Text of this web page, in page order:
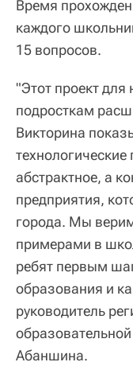
Время
каждого
15 вопросов.
"Этот проект для
подросткам
Викторина
технологические
абстрактное, а
предприятия,
города. Мы
примерами в
ребят первым
образования и
руководитель
Абаншина.